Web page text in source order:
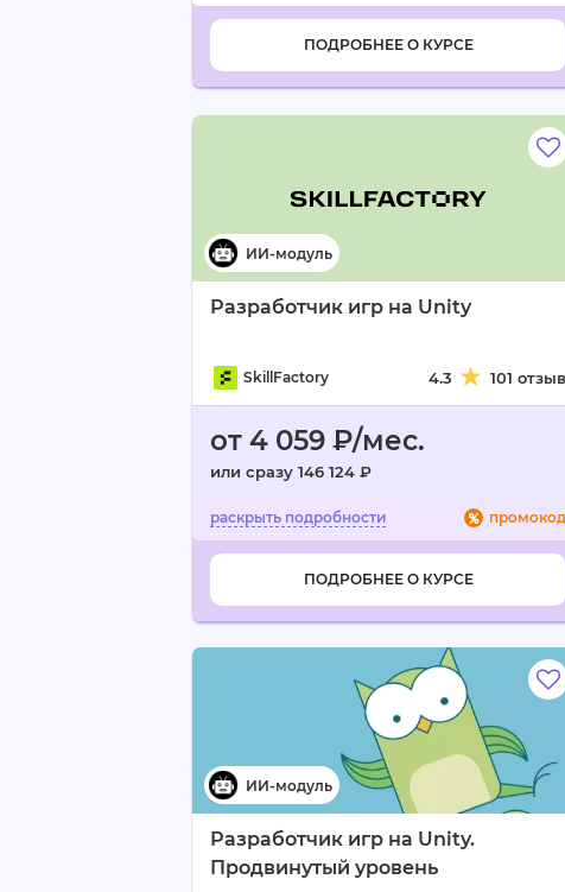
ПОДРОБНЕЕ О КУРСЕ
Разработчик игр на Unity
SkillFactory 4.3 101 отзыв
от 4 059 ₽/мес.
или сразу 146 124 ₽
промокод
ПОДРОБНЕЕ О КУРСЕ
Разработчик игр на Unity.
Продвинутый уровень